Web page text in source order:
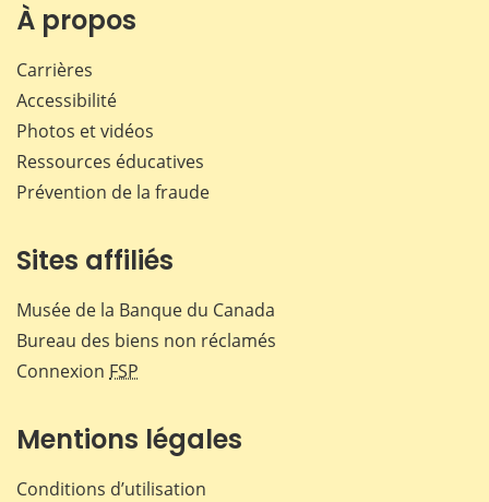
À propos
Carrières
Accessibilité
Photos et vidéos
Ressources éducatives
Prévention de la fraude
Sites affiliés
Musée de la Banque du Canada
Bureau des biens non réclamés
Connexion FSP
Mentions légales
Conditions d’utilisation